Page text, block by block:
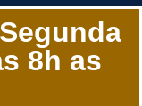
8h as